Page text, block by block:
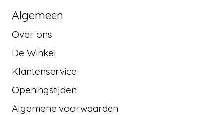
Algemeen
Over ons
De Winkel
Klantenservice
Openingstijden
Algemene voorwaarden